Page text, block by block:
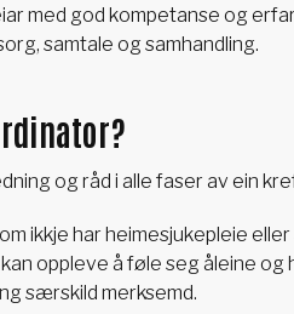
med god kompetanse og
samtale og samhandling.
og råd i alle faser av ein
ikkje har heimesjukepleie
oppleve å føle seg åleine
særskild merksemd.